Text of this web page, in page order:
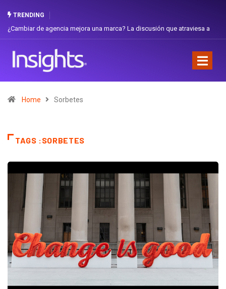
TRENDING
¿Cambiar de agencia mejora una marca? La discusión que atraviesa a
Home Sorbetes
TAGS :SORBETES